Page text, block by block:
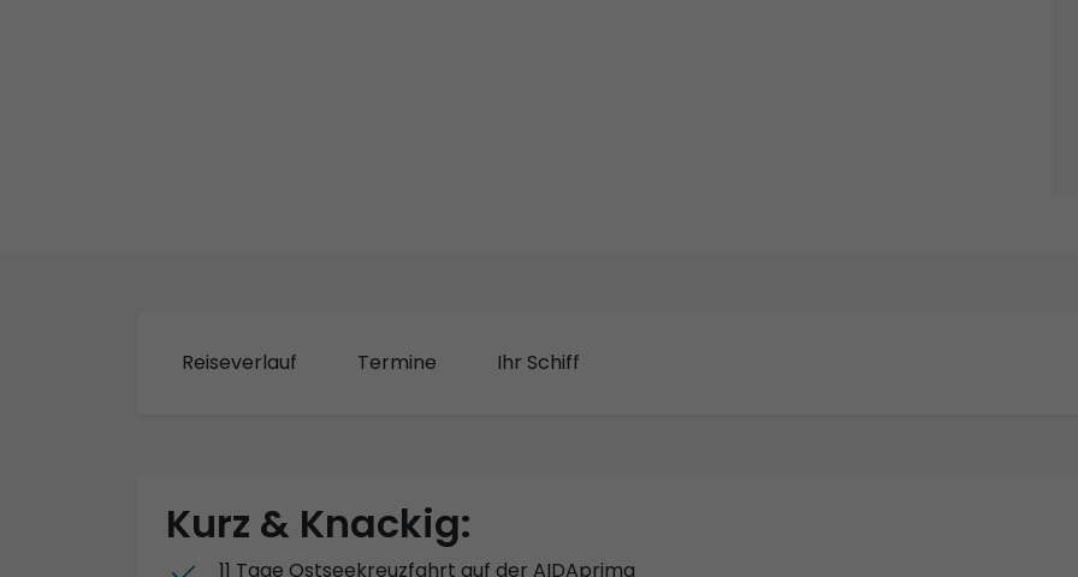
Reiseverlauf Termine Ihr Schiff
Kurz & Knackig:
11 Tage Ostseekreuzfahrt auf der AIDAprima